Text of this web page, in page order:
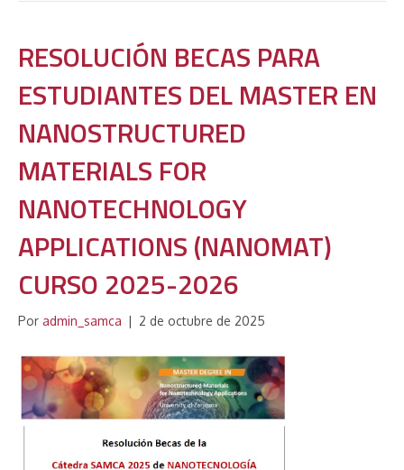
RESOLUCIÓN BECAS PARA
ESTUDIANTES DEL MASTER EN
NANOSTRUCTURED
MATERIALS FOR
NANOTECHNOLOGY
APPLICATIONS (NANOMAT)
CURSO 2025-2026
Por admin_samca | 2 de octubre de 2025